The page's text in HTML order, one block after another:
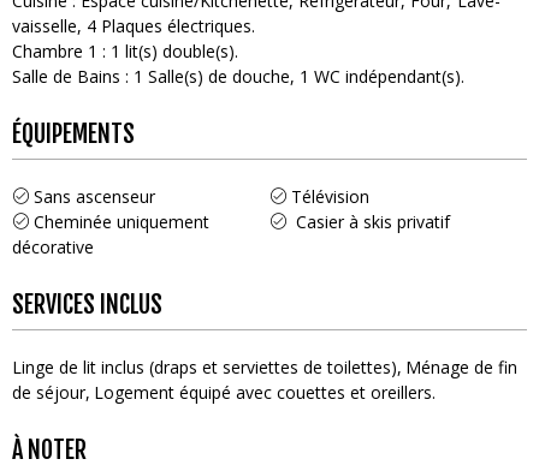
vaisselle 4 Plaques électriques
Chambre 1 : 1 lit(s) double(s)
Salle de Bains : 1 Salle(s) de douche 1 WC indépendant(s)
ÉQUIPEMENTS
Sans ascenseur
Télévision
Cheminée uniquement
décorative
Casier à skis privatif
SERVICES INCLUS
Linge de lit inclus (draps et serviettes de toilettes) Ménage de fin
de séjour Logement équipé avec couettes et oreillers
À NOTER